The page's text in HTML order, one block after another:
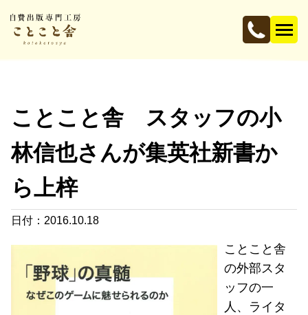
ことこと舎 スタッフの小
林信也さんが集英社新書か
ら上梓
日付：2016.10.18
ことこと舎
の外部スタ
ッフの一
人、ライタ